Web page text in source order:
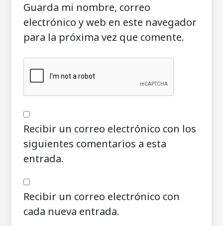
Guarda mi nombre, correo
electrónico y web en este navegador
para la próxima vez que comente.
Recibir un correo electrónico con los
siguientes comentarios a esta
entrada.
Recibir un correo electrónico con
cada nueva entrada.